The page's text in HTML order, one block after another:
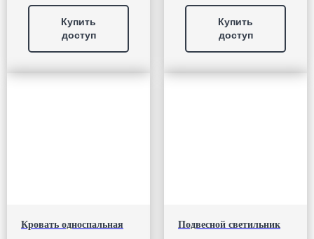
Купить
доступ
Купить
доступ
Кровать односпальная Подвесной светильник